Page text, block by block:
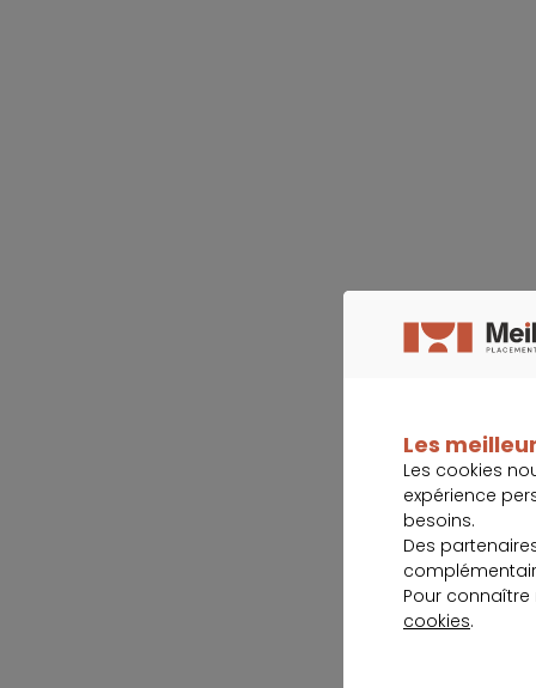
Les
Les cookies
expérience
besoins.
Des
Pour
cookies.